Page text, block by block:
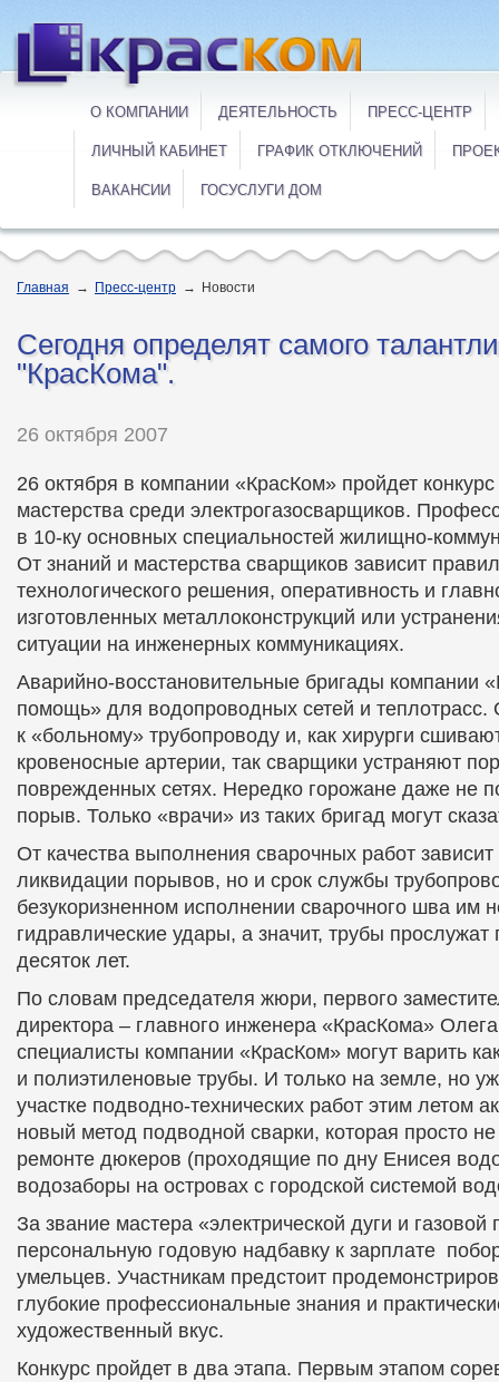
О КОМПАНИИ ДЕЯТЕЛЬНОСТЬ ПРЕСС-ЦЕНТР
ЛИЧНЫЙ КАБИНЕТ ГРАФИК ОТКЛЮЧЕНИЙ
ВАКАНСИИ ГОСУСЛУГИ ДОМ
Главная → Пресс-центр → Новости
Сегодня определят самого
"КрасКома".
26 октября 2007
26 октября в компании «КрасКом» пройдет
мастерства среди электрогазосварщиков.
в 10-ку основных специальностей жилищно-
От знаний и мастерства сварщиков зависит
технологического решения, оперативность и
изготовленных металлоконструкций или
ситуации на инженерных коммуникациях.
Аварийно-восстановительные бригады компании
помощь» для водопроводных сетей и
к «больному» трубопроводу и, как хирурги
кровеносные артерии, так сварщики устраняют
поврежденных сетях. Нередко горожане даже не
порыв. Только «врачи» из таких бригад могут
От качества выполнения сварочных работ
ликвидации порывов, но и срок службы
безукоризненном исполнении сварочного шва им
гидравлические удары, а значит, трубы
десяток лет.
По словам председателя жюри, первого
директора – главного инженера «КрасКома»
специалисты компании «КрасКом» могут варить
и полиэтиленовые трубы. И только на земле, но
участке подводно-технических работ этим летом
новый метод подводной сварки, которая просто
ремонте дюкеров (проходящие по дну Енисея
водозаборы на островах с городской системой
За звание мастера «электрической дуги и газовой
персональную годовую надбавку к зарплате
умельцев. Участникам предстоит
глубокие профессиональные знания и
художественный вкус.
Конкурс пройдет в два этапа. Первым этапом